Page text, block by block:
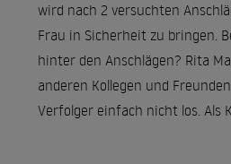
wird nach 2 versuchten
Frau in Sicherheit zu bringen.
hinter den Anschlägen? Rita
anderen Kollegen und
Verfolger einfach nicht los. Als